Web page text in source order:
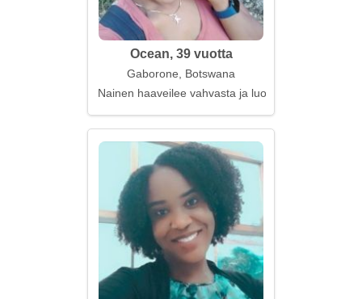
Ocean, 39 vuotta
Gaborone, Botswana
Nainen haaveilee vahvasta ja luotettavasta